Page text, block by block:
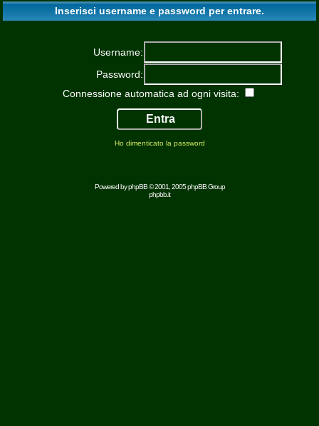
Inserisci username e password per entrare.
Username:
Password:
Connessione automatica ad ogni visita:
Ho dimenticato la password
Powered byphpBB© 2001, 2005 phpBB Group
phpbb.it